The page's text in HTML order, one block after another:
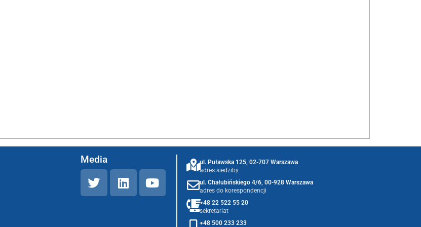
Media
ul. Puławska 125, 02-707 Warszawa
adres siedziby
ul. Chałubińskiego 4/6, 00-928 Warszawa
adres do korespondencji
+48 22 522 55 20
sekretariat
+48 500 233 233